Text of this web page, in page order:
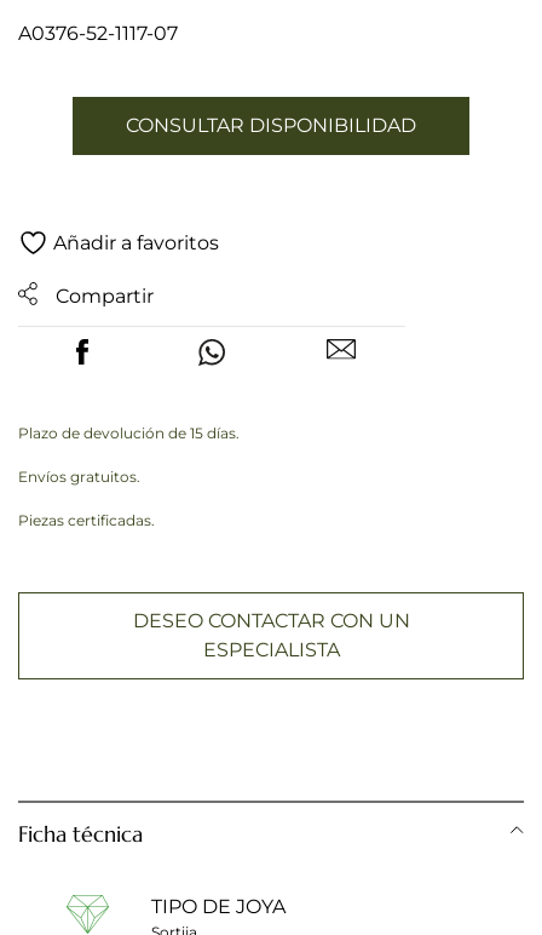
A0376-52-1117-07
CONSULTAR DISPONIBILIDAD
Añadir a favoritos
Compartir
Plazo de devolución de 15 días.
Envíos gratuitos.
Piezas certificadas.
DESEO CONTACTAR CON UN
ESPECIALISTA
Ficha técnica
TIPO DE JOYA